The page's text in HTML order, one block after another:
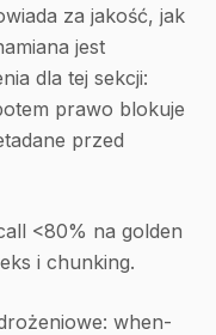
za jakość, jak
jest
dla tej sekcji:
prawo blokuje
przed
<80% na golden
i chunking.
when-